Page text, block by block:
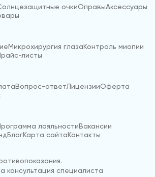
очкиОправыАксессуары
Микрохирургия глазаКонтроль миопии
листы
Вопрос-ответЛицензииОферта
лояльностиВакансии
БлогКарта сайтаКонтакты
консультация специалиста